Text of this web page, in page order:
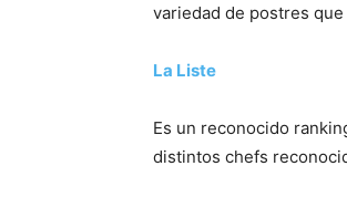
variedad de postres
La Liste
Es un reconocido
distintos chefs